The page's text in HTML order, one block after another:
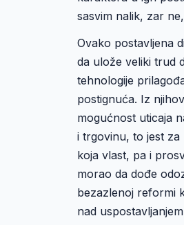
sasvim nalik, zar
Ovako postavljena
da ulože veliki trud
tehnologije
postignuća. Iz
mogućnost uticaja
i trgovinu, to jest za
koja vlast, pa i
morao da dođe
bezazlenoj reformi
nad